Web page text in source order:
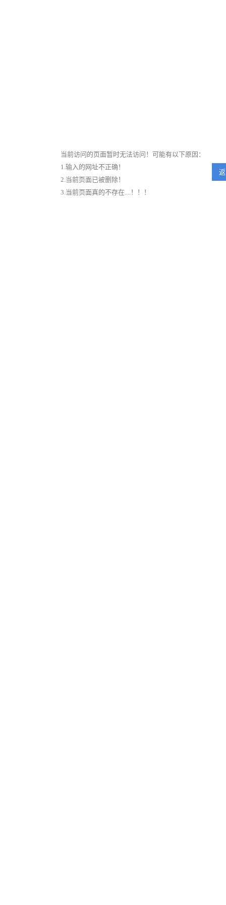
当前访问的页面暂时无法访问！可能有以下原因：
1.输入的网址不正确！
2.当前页面已被删除！
3.当前页面真的不存在....！！！